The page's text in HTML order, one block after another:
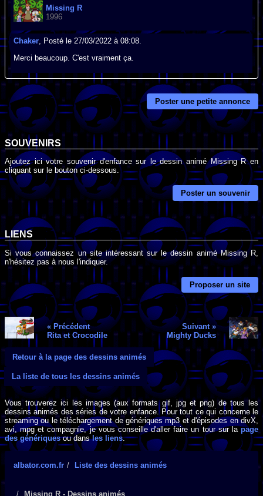
Missing R
1996
Chaker, Posté le 27/03/2022 à 08:08.
Merci beaucoup. C'est vraiment ça.
Poster une petite annonce
SOUVENIRS
Ajoutez ici votre souvenir d'enfance sur le dessin animé Missing R en
cliquant sur le bouton ci-dessous.
Poster un souvenir
LIENS
Si vous connaissez un site intéressant sur le dessin animé Missing R,
n'hésitez pas à nous l'indiquer.
Proposer un site
« Précédent
Rita et Crocodile
Suivant »
Mighty Ducks
Retour à la page des dessins animés
La liste de tous les dessins animés
Vous trouverez ici les images (aux formats gif, jpg et png) de tous les
dessins animés des séries de votre enfance. Pour tout ce qui concerne le
streaming ou le téléchargement de génériques mp3 et d'épisodes en divX,
avi, mpg et compagnie, je vous conseille d'aller faire un tour sur lapage
des génériquesou dansles liens.
albator.com.fr Liste des dessins animés
Missing R - Dessins animés